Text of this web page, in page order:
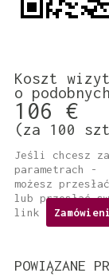
Koszt
o
106 €
(za 100
Jeśli chcesz
parametrach -
możesz
lub przesłać
link
POWIĄZANE